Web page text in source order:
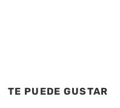
TE PUEDE GUSTAR